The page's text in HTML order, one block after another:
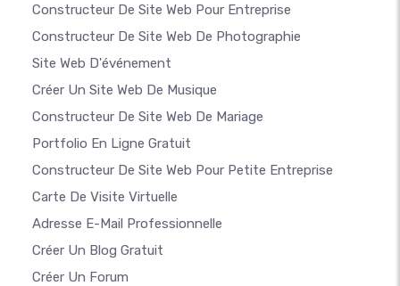
Constructeur De Site Web Pour Entreprise
Constructeur De Site Web De Photographie
Site Web D'événement
Créer Un Site Web De Musique
Constructeur De Site Web De Mariage
Portfolio En Ligne Gratuit
Constructeur De Site Web Pour Petite Entreprise
Carte De Visite Virtuelle
Adresse E-Mail Professionnelle
Créer Un Blog Gratuit
Créer Un Forum